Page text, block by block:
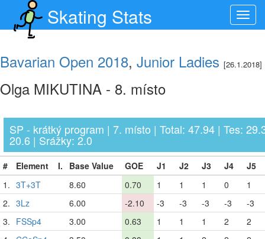
Skating Stats
Bavarian Open 2018, Junior Ladies [26.1.2018]
Olga MIKUTINA - 8. místo
SP - krátký program | 7. místo | Total: 47.94 | Tes:
20.6 | Srážky: 2.0
# Element I. Base Value GOE J1 J2 J3 J4
J5
1. 3T+3T 8.60 0.70 1 1 1 0
1
2. 3Lz 6.00 -2.10 -3 -3 -3 -3
-3
3. FSSp4 3.00 0.63 1 1 1 2
2